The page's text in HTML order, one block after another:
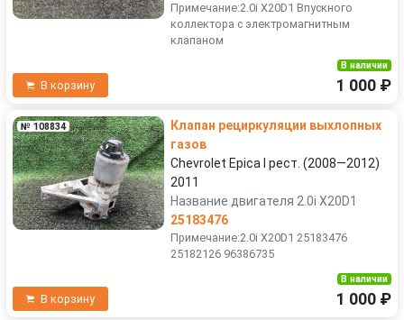
Примечание:2.0i X20D1 Впускного
коллектора с электромагнитным
клапаном
В корзину
В наличии
1 000 ₽
№ 108834
Клапан рециркуляции выхлопных
газов
Chevrolet Epica I рест. (2008—2012)
2011
Название двигателя 2.0i X20D1
25183476
Примечание:2.0i X20D1 25183476
25182126 96386735
В корзину
В наличии
1 000 ₽